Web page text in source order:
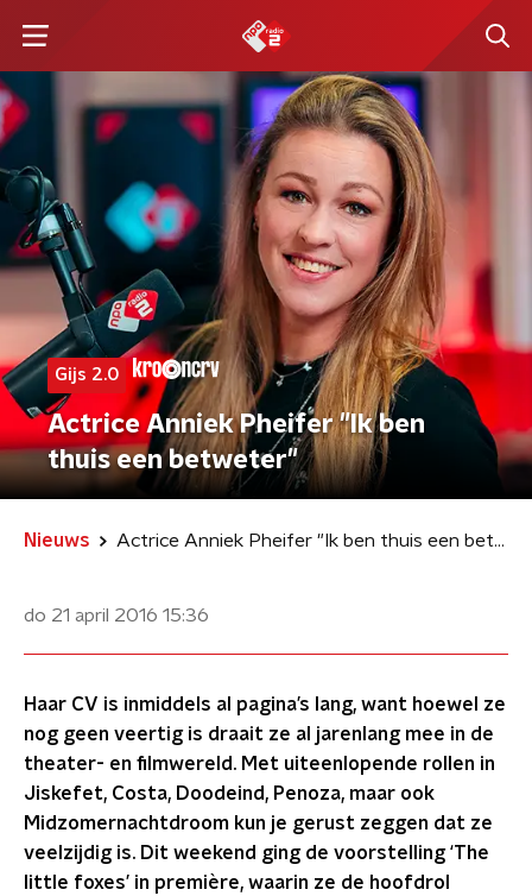
Gijs 2.0
Actrice Anniek Pheifer "Ik ben
thuis een betweter"
Nieuws Actrice Anniek Pheifer "Ik ben thuis een betweter"
do 21 april 2016 15:36
Haar CV is inmiddels al pagina’s lang, want hoewel ze
nog geen veertig is draait ze al jarenlang mee in de
theater- en filmwereld. Met uiteenlopende rollen in
Jiskefet, Costa, Doodeind, Penoza, maar ook
Midzomernachtdroom kun je gerust zeggen dat ze
veelzijdig is. Dit weekend ging de voorstelling ‘The
little foxes’ in première, waarin ze de hoofdrol